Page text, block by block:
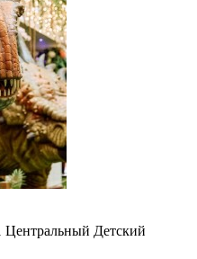
Центральный Детский